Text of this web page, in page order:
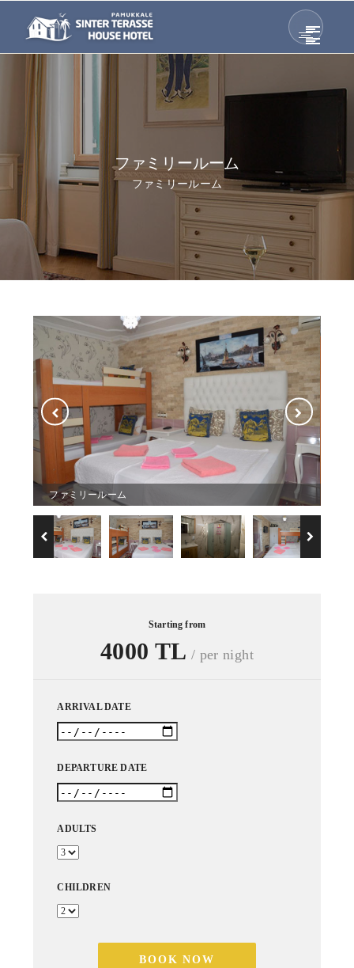
ファミリールーム
ファミリールーム
ファミリールーム
Starting from
4000 TL / per night
ARRIVAL DATE
DEPARTURE DATE
ADULTS
CHILDREN
BOOK NOW